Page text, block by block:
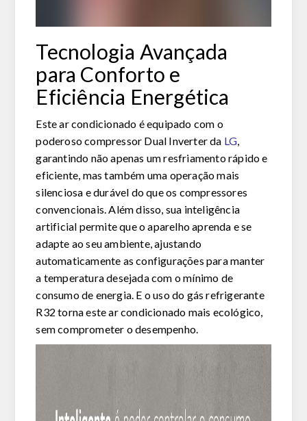
Tecnologia Avançada
para Conforto e
Eficiência Energética
Este ar condicionado é equipado com o
poderoso compressor Dual Inverter da LG,
garantindo não apenas um resfriamento rápido e
eficiente, mas também uma operação mais
silenciosa e durável do que os compressores
convencionais. Além disso, sua inteligência
artificial permite que o aparelho aprenda e se
adapte ao seu ambiente, ajustando
automaticamente as configurações para manter
a temperatura desejada com o mínimo de
consumo de energia. E o uso do gás refrigerante
R32 torna este ar condicionado mais ecológico,
sem comprometer o desempenho.